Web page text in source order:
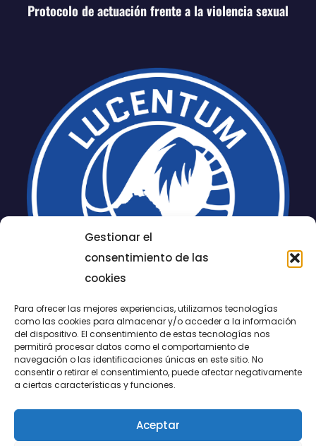
Gestionar el
consentimiento de las
cookies
Para ofrecer las mejores experiencias, utilizamos tecnologías
como las cookies para almacenar y/o acceder a la información
del dispositivo. El consentimiento de estas tecnologías nos
permitirá procesar datos como el comportamiento de
navegación o las identificaciones únicas en este sitio. No
consentir o retirar el consentimiento, puede afectar negativamente
a ciertas características y funciones.
Aceptar
Protocolo de actuación frente a la violencia sexual
LUCENTUM
ALICANTE
CONTACTO